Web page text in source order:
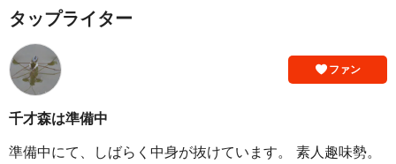
タップライター
ファン
千才森は準備中
準備中にて、しばらく中身が抜けています。 素人趣味勢。